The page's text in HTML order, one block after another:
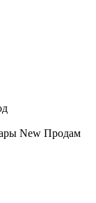
New Продам